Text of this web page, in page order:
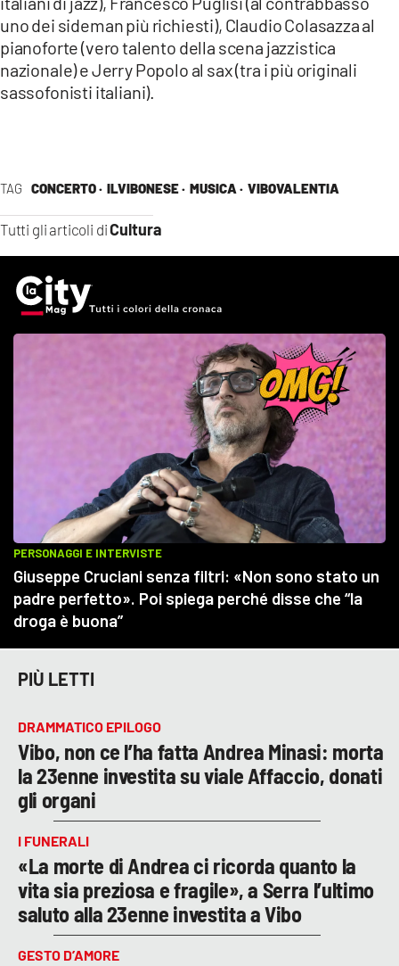
TAG CONCERTO · ILVIBONESE · MUSICA · VIBOVALENTIA
Tutti gli articoli diCultura
uno dei sideman più richiesti), Claudio Colasazza al
pianoforte (vero talento della scena jazzistica
nazionale) e Jerry Popolo al sax (tra i più originali
sassofonisti italiani).
PIÙ LETTI
DRAMMATICO EPILOGO
Vibo, non ce l’ha fatta Andrea Minasi: morta
la 23enne investita su viale Affaccio, donati
gli organi
I FUNERALI
«La morte di Andrea ci ricorda quanto la
vita sia preziosa e fragile», a Serra l’ultimo
saluto alla 23enne investita a Vibo
GESTO D’AMORE